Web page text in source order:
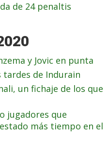
de 24 penaltis
y Jovic en punta
tardes de Indurain
un fichaje de los que
jugadores que
más tiempo en el